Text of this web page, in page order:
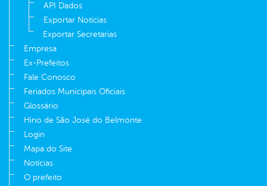
API Dados
Exportar Notícias
Exportar Secretarias
Empresa
Ex-Prefeitos
Fale Conosco
Feriados Municipais Oficiais
Glossário
Hino de São José do Belmonte
Login
Mapa do Site
Notícias
O prefeito